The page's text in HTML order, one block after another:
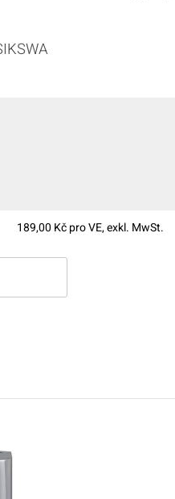
189,00 Kč pro VE, exkl. MwSt.